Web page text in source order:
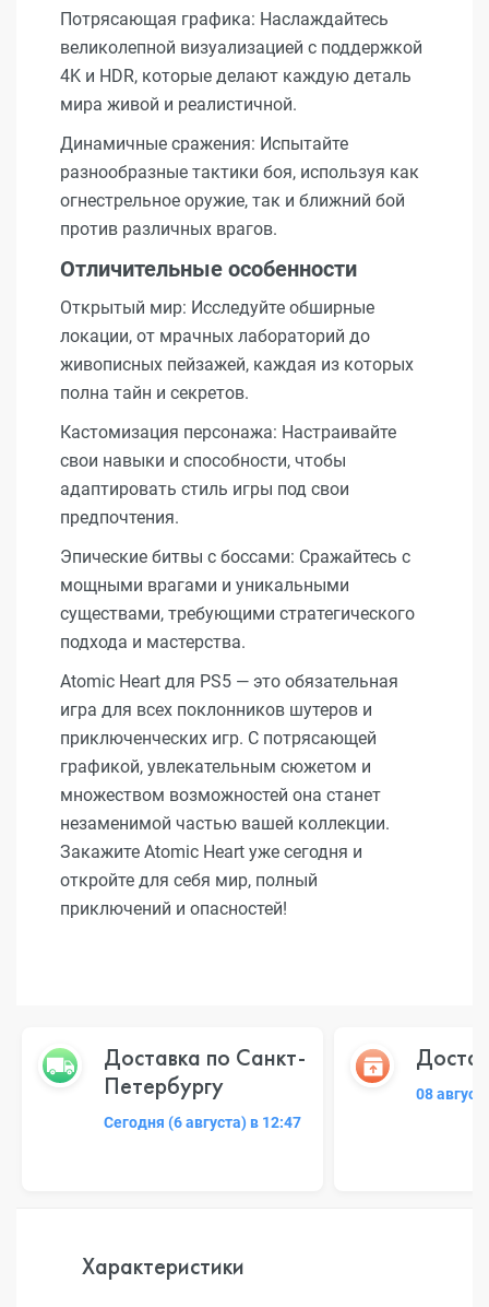
Потрясающая графика: Наслаждайтесь
великолепной визуализацией с поддержкой
4K и HDR, которые делают каждую деталь
мира живой и реалистичной.
Динамичные сражения: Испытайте
разнообразные тактики боя, используя как
огнестрельное оружие, так и ближний бой
против различных врагов.
Отличительные особенности
Открытый мир: Исследуйте обширные
локации, от мрачных лабораторий до
живописных пейзажей, каждая из которых
полна тайн и секретов.
Кастомизация персонажа: Настраивайте
свои навыки и способности, чтобы
адаптировать стиль игры под свои
предпочтения.
Эпические битвы с боссами: Сражайтесь с
мощными врагами и уникальными
существами, требующими стратегического
подхода и мастерства.
Atomic Heart для PS5 — это обязательная
игра для всех поклонников шутеров и
приключенческих игр. С потрясающей
графикой, увлекательным сюжетом и
множеством возможностей она станет
незаменимой частью вашей коллекции.
Закажите Atomic Heart уже сегодня и
откройте для себя мир, полный
приключений и опасностей!
Доставка по Санкт-
Петербургу
Сегодня (6 августа) в 12:47
08
Характеристики